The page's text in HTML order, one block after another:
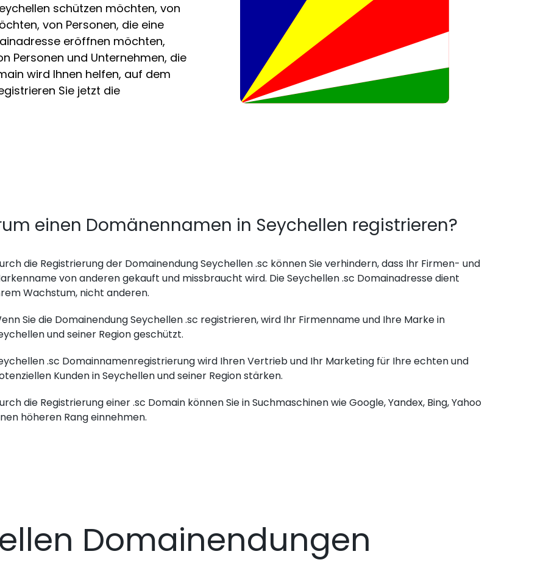
schützen möchten, von
von Personen, die eine
eröffnen möchten,
Personen und Unternehmen, die
wird Ihnen helfen, auf dem
Sie jetzt die
einen Domänennamen in Seychellen registrieren?
die Registrierung der Domainendung Seychellen .sc können Sie verhindern, dass Ihr Firmen- und
von anderen gekauft und missbraucht wird. Die Seychellen .sc Domainadresse dient
Wachstum, nicht anderen.
Sie die Domainendung Seychellen .sc registrieren, wird Ihr Firmenname und Ihre Marke in
und seiner Region geschützt.
.sc Domainnamenregistrierung wird Ihren Vertrieb und Ihr Marketing für Ihre echten und
Kunden in Seychellen und seiner Region stärken.
die Registrierung einer .sc Domain können Sie in Suchmaschinen wie Google, Yandex, Bing, Yahoo
höheren Rang einnehmen.
Domainendungen